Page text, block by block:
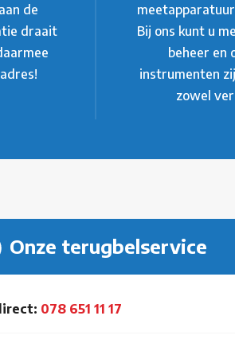
de
draait
Bij ons kunt u
beheer en
instrumenten
zowel
Onze terugbelservice
078 651 11 17